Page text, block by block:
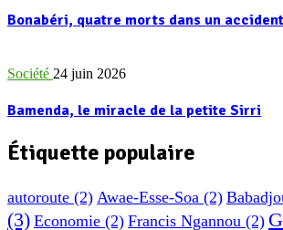
Bonabéri, quatre morts dans un
Société 24 juin 2026
Bamenda, le miracle de la petite Sirri
Étiquette populaire
autoroute (2) Awae-Esse-Soa (2)
(3) Economie (2) Francis Ngannou (2)